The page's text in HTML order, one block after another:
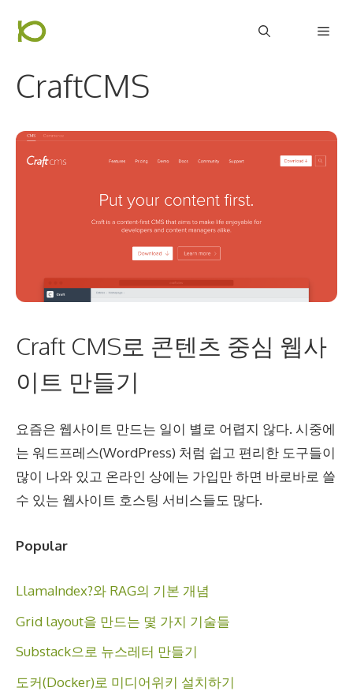
CraftCMS
Craft CMS로 콘텐츠 중심 웹사
이트 만들기
요즘은 웹사이트 만드는 일이 별로 어렵지 않다. 시중에
는 워드프레스(WordPress) 처럼 쉽고 편리한 도구들이
많이 나와 있고 온라인 상에는 가입만 하면 바로바로 쓸
수 있는 웹사이트 호스팅 서비스들도 많다.
Popular
LlamaIndex?와 RAG의 기본 개념
Grid layout을 만드는 몇 가지 기술들
Substack으로 뉴스레터 만들기
도커(Docker)로 미디어위키 설치하기